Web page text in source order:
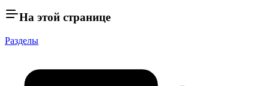
На этой странице
Разделы